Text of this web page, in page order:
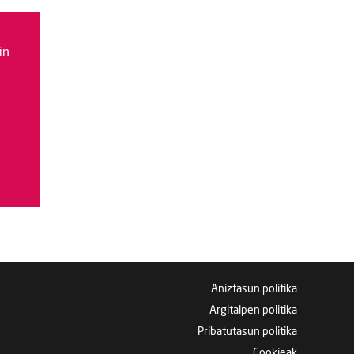
Aniztasun politika
Argitalpen politika
Pribatutasun politika